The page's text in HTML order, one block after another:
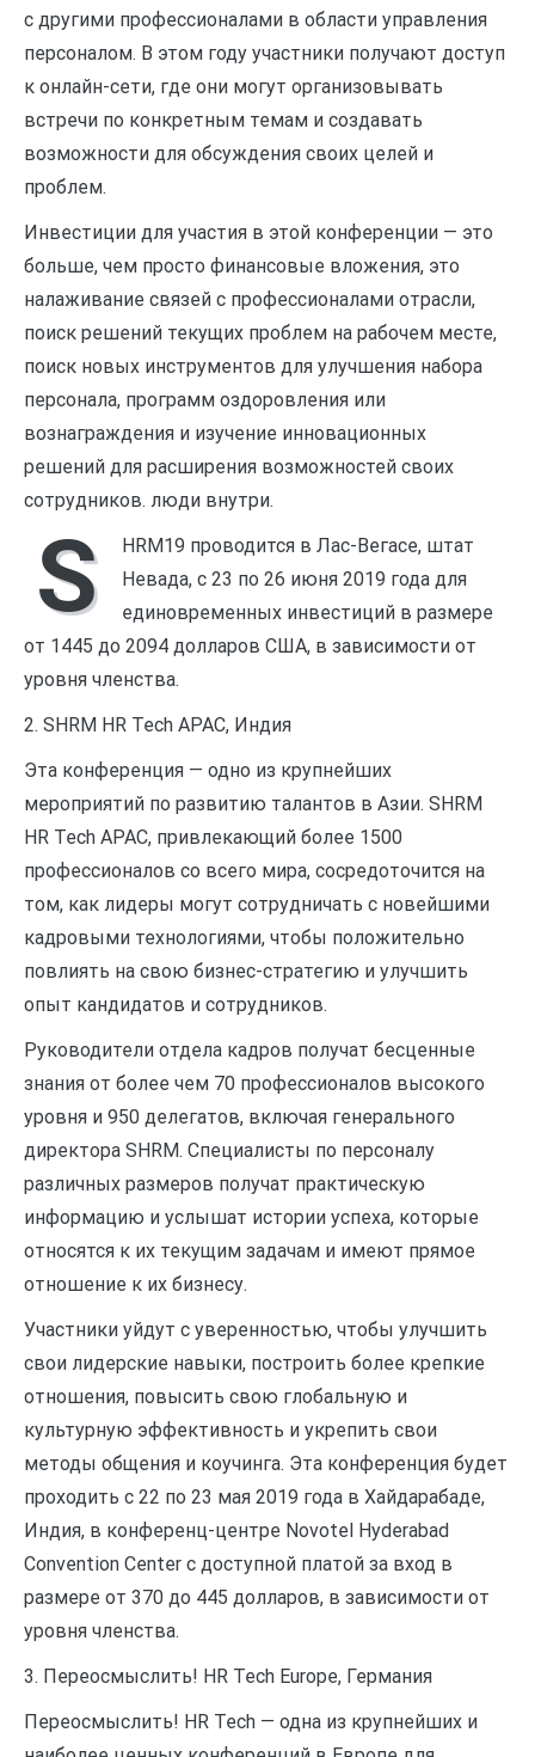
с другими профессионалами в области управления
персоналом. В этом году участники получают доступ
к онлайн-сети, где они могут организовывать
встречи по конкретным темам и создавать
возможности для обсуждения своих целей и
проблем.
Инвестиции для участия в этой конференции — это
больше, чем просто финансовые вложения, это
налаживание связей с профессионалами отрасли,
поиск решений текущих проблем на рабочем месте,
поиск новых инструментов для улучшения набора
персонала, программ оздоровления или
вознаграждения и изучение инновационных
решений для расширения возможностей своих
сотрудников. люди внутри.
S
HRM19 проводится в Лас-Вегасе, штат
Невада, с 23 по 26 июня 2019 года для
единовременных инвестиций в размере
от 1445 до 2094 долларов США, в зависимости от
уровня членства.
2. SHRM HR Tech APAC, Индия
Эта конференция — одно из крупнейших
мероприятий по развитию талантов в Азии. SHRM
HR Tech APAC, привлекающий более 1500
профессионалов со всего мира, сосредоточится на
том, как лидеры могут сотрудничать с новейшими
кадровыми технологиями, чтобы положительно
повлиять на свою бизнес-стратегию и улучшить
опыт кандидатов и сотрудников.
Руководители отдела кадров получат бесценные
знания от более чем 70 профессионалов высокого
уровня и 950 делегатов, включая генерального
директора SHRM. Специалисты по персоналу
различных размеров получат практическую
информацию и услышат истории успеха, которые
относятся к их текущим задачам и имеют прямое
отношение к их бизнесу.
Участники уйдут с уверенностью, чтобы улучшить
свои лидерские навыки, построить более крепкие
отношения, повысить свою глобальную и
культурную эффективность и укрепить свои
методы общения и коучинга. Эта конференция будет
проходить с 22 по 23 мая 2019 года в Хайдарабаде,
Индия, в конференц-центре Novotel Hyderabad
Convention Center с доступной платой за вход в
размере от 370 до 445 долларов, в зависимости от
уровня членства.
3. Переосмыслить! HR Tech Europe, Германия
Переосмыслить! HR Tech — одна из крупнейших и